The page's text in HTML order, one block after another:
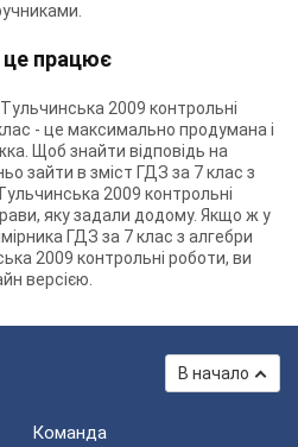
це працює
2009 контрольні
- це максимально продумана і
Щоб знайти відповідь на
зайти в зміст ГДЗ за 7 клас з
2009 контрольні
яку задали додому. Якщо ж у
ГДЗ за 7 клас з алгебри
2009 контрольні роботи, ви
версією.
В начало
Команда